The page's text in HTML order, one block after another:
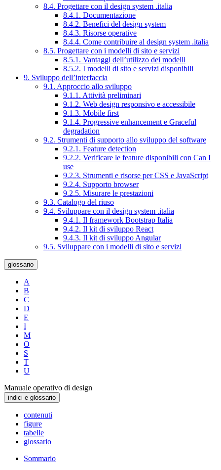
8.4. Progettare con il design system .italia
8.4.1. Documentazione
8.4.2. Benefici del design system
8.4.3. Risorse operative
8.4.4. Come contribuire al design system .italia
8.5. Progettare con i modelli di sito e servizi
8.5.1. Vantaggi dell’utilizzo dei modelli
8.5.2. I modelli di sito e servizi disponibili
9. Sviluppo dell’interfaccia
9.1. Approccio allo sviluppo
9.1.1. Attività preliminari
9.1.2. Web design responsivo e accessibile
9.1.3. Mobile first
9.1.4. Progressive enhancement e Graceful
degradation
9.2. Strumenti di supporto allo sviluppo del software
9.2.1. Feature detection
9.2.2. Verificare le feature disponibili con Can I
use
9.2.3. Strumenti e risorse per CSS e JavaScript
9.2.4. Supporto browser
9.2.5. Misurare le prestazioni
9.3. Catalogo del riuso
9.4. Sviluppare con il design system .italia
9.4.1. Il framework Bootstrap Italia
9.4.2. Il kit di sviluppo React
9.4.3. Il kit di sviluppo Angular
9.5. Sviluppare con i modelli di sito e servizi
glossario
A
B
C
D
E
I
M
O
S
T
U
Manuale operativo di design
indici e glossario
contenuti
figure
tabelle
glossario
Sommario